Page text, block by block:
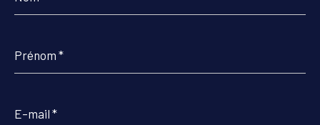
*
mail